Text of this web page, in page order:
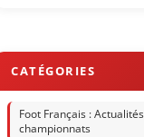
Foot Français :
championnats